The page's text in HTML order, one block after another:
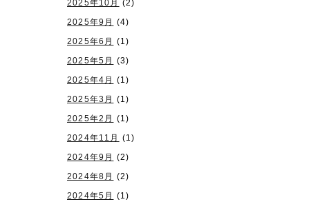
2025年10月
(2)
2025年9月
(4)
2025年6月
(1)
2025年5月
(3)
2025年4月
(1)
2025年3月
(1)
2025年2月
(1)
2024年11月
(1)
2024年9月
(2)
2024年8月
(2)
2024年5月
(1)